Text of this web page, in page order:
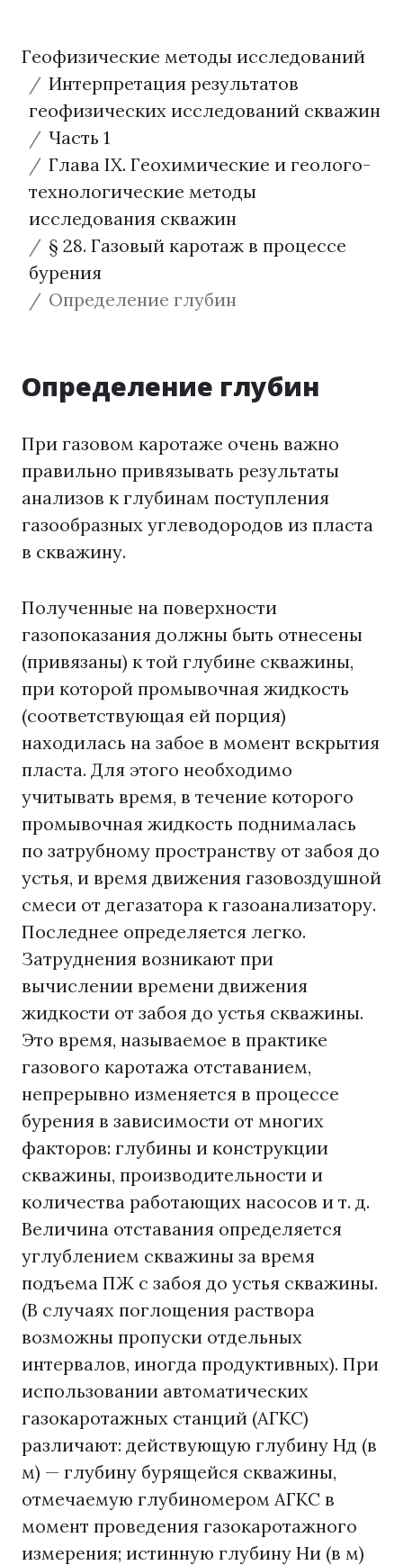
Геофизические методы исследований
Интерпретация результатов
геофизических исследований скважин
Часть 1
Глава IX. Геохимические и геолого-
технологические методы
исследования скважин
§ 28. Газовый каротаж в процессе
бурения
Определение глубин
Определение глубин
При газовом каротаже очень важно
правильно привязывать результаты
анализов к глубинам поступления
газообразных углеводородов из пласта
в скважину.
Полученные на поверхности
газопоказания должны быть отнесены
(привязаны) к той глубине скважины,
при которой промывочная жидкость
(соответствующая ей порция)
находилась на забое в момент вскрытия
пласта. Для этого необходимо
учитывать время, в течение которого
промывочная жидкость поднималась
по затрубному пространству от забоя до
устья, и время движения газовоздушной
смеси от дегазатора к газоанализатору.
Последнее определяется легко.
Затруднения возникают при
вычислении времени движения
жидкости от забоя до устья скважины.
Это время, называемое в практике
газового каротажа отставанием,
непрерывно изменяется в процессе
бурения в зависимости от многих
факторов: глубины и конструкции
скважины, производительности и
количества работающих насосов и т. д.
Величина отставания определяется
углублением скважины за время
подъема ПЖ с забоя до устья скважины.
(В случаях поглощения раствора
возможны пропуски отдельных
интервалов, иногда продуктивных). При
использовании автоматических
газокаротажных станций (АГКС)
различают: действующую глубину Нд (в
м) — глубину бурящейся скважины,
отмечаемую глубиномером АГКС в
момент проведения газокаротажного
измерения; истинную глубину Ни (в м)